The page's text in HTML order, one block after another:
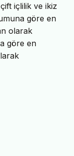
içlilik ve ikiz
göre en
olarak
göre en